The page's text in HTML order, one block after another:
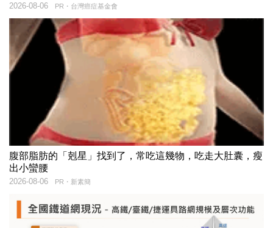
PR・台灣癌症基金會
2026-08-06
腹部脂肪的「剋星」找到了，常吃這幾物，吃走大肚囊，瘦
出小蠻腰
PR・新素簡
2026-08-06